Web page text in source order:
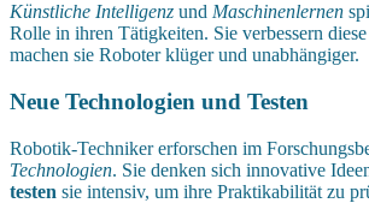
Künstliche Intelligenz und Maschinenlernen
Rolle in ihren Tätigkeiten. Sie verbessern
machen sie Roboter klüger und unabhängiger.
Neue Technologien und Testen
Robotik-Techniker erforschen im
Technologien. Sie denken sich innovative
testen sie intensiv, um ihre Praktikabilität zu